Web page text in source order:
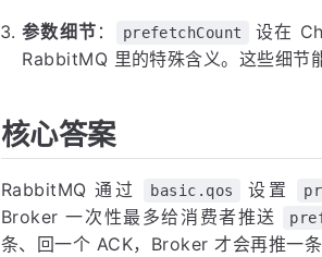
参数细节 ： prefetchCount 设在
RabbitMQ 里的特殊含义。这些细节
核心答案
RabbitMQ 通过 basic.qos 设置
Broker 一次性最多给消费者推送
条、回一个 ACK，Broker 才会再推一